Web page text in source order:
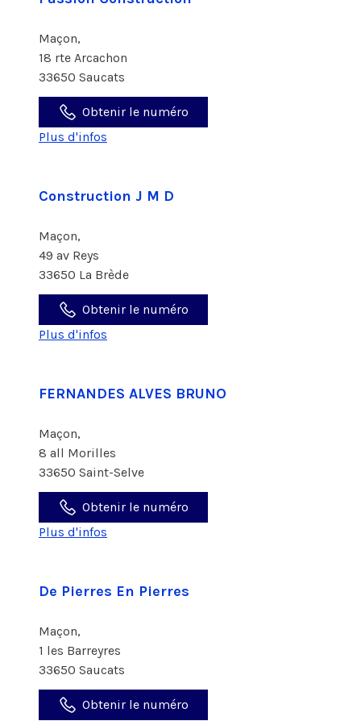
Maçon,
18 rte Arcachon
33650 Saucats
Obtenir le numéro
Plus d'infos
Construction J M D
Maçon,
49 av Reys
33650 La Brède
Obtenir le numéro
Plus d'infos
FERNANDES ALVES BRUNO
Maçon,
8 all Morilles
33650 Saint-Selve
Obtenir le numéro
Plus d'infos
De Pierres En Pierres
Maçon,
1 les Barreyres
33650 Saucats
Obtenir le numéro